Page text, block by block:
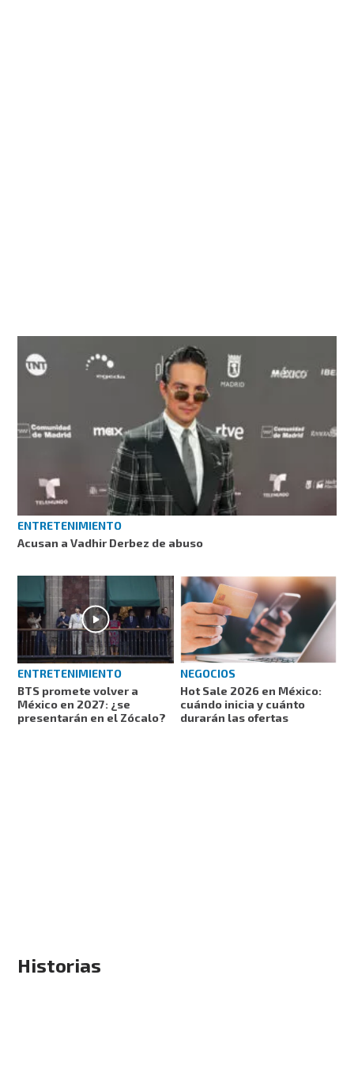
ENTRETENIMIENTO
Acusan a Vadhir Derbez de abuso
ENTRETENIMIENTO
BTS promete volver a
México en 2027: ¿se
presentarán en el Zócalo?
NEGOCIOS
Hot Sale 2026 en México:
cuándo inicia y cuánto
durarán las ofertas
Historias